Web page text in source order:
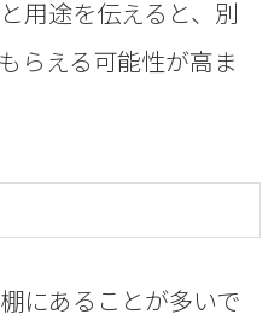
用途を伝えると、別
らえる可能性が高ま
にあることが多いで